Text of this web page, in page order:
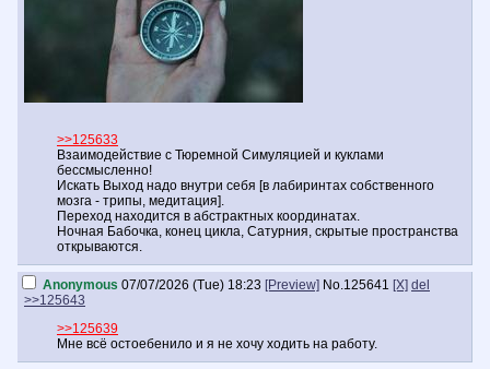
>>125633
Взаимодействие с Тюремной Симуляцией и куклами
бессмысленно!
Искать Выход надо внутри себя [в лабиринтах собственного
мозга - трипы, медитация].
Переход находится в абстрактных координатах.
Ночная Бабочка, конец цикла, Сатурния, скрытые пространства
открываются.
Anonymous 07/07/2026 (Tue) 18:23 [Preview] No.125641 [X] del
>>125643
>>125639
Мне всё остоебенило и я не хочу ходить на работу.